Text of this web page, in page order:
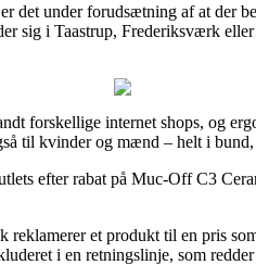
det under forudsætning af at der
sig i Taastrup, Frederiksværk
forskellige internet shops, og
til kvinder og mænd – helt i
efter rabat på Muc-Off C3
et produkt til en pris
i en retningslinje, som